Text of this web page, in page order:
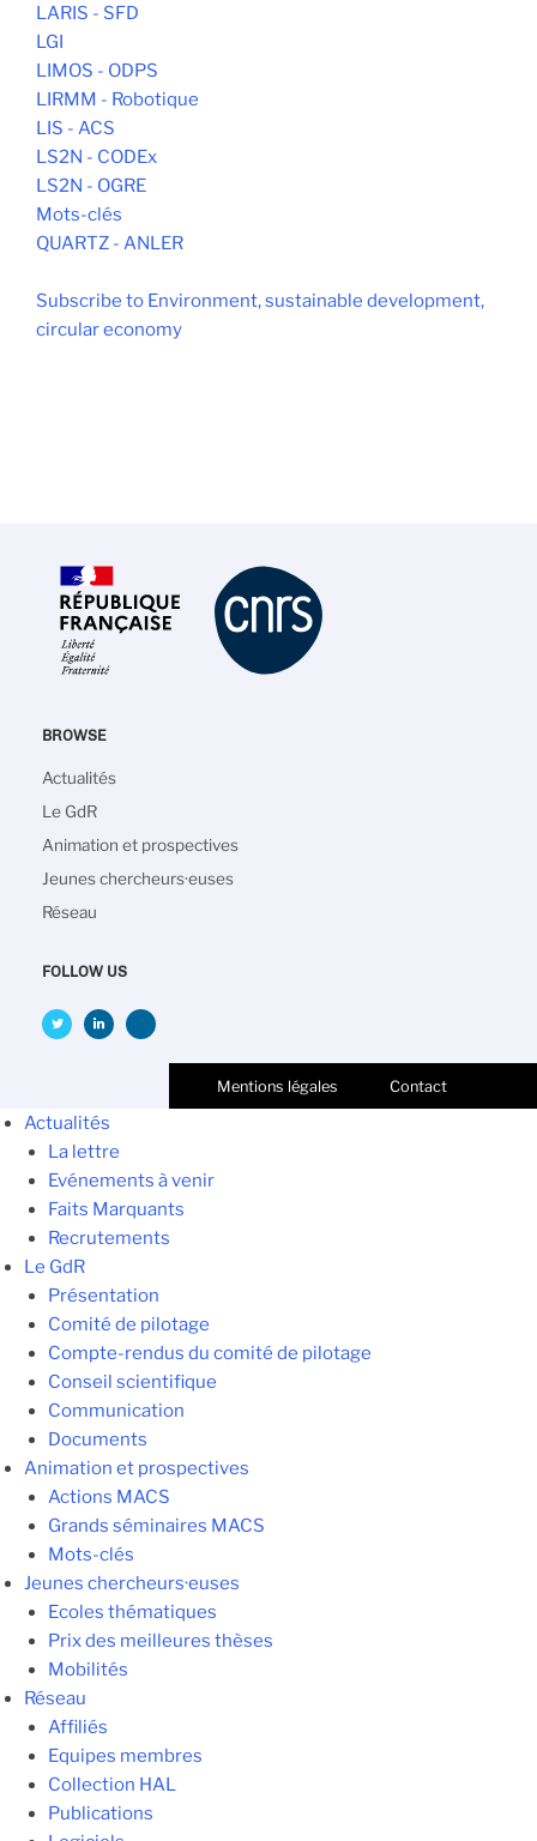
LARIS - SFD
LGI
LIMOS - ODPS
LIRMM - Robotique
LIS - ACS
LS2N - CODEx
LS2N - OGRE
Mots-clés
QUARTZ - ANLER
Subscribe to Environment, sustainable development,
circular economy
BROWSE
Main
navigation
Actualités
Le GdR
Animation et prospectives
Jeunes chercheurs·euses
Réseau
FOLLOW US
Mentions légales Contact
Actualités
La lettre
Evénements à venir
Faits Marquants
Recrutements
Le GdR
Présentation
Comité de pilotage
Compte-rendus du comité de pilotage
Conseil scientifique
Communication
Documents
Animation et prospectives
Actions MACS
Grands séminaires MACS
Mots-clés
Jeunes chercheurs·euses
Ecoles thématiques
Prix des meilleures thèses
Mobilités
Réseau
Affiliés
Equipes membres
Collection HAL
Publications